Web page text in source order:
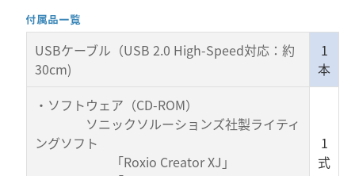
USBケーブル（USB 2.0 High-Speed対応：約
30cm)
1
本
・ソフトウェア（CD-ROM）
ソニックソルーションズ社製ライティ
ングソフト
「Roxio Creator XJ」
1
式